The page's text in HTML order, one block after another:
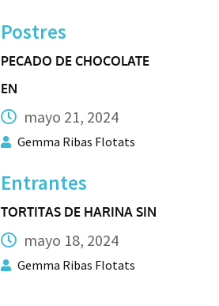
Postres
PECADO DE CHOCOLATE
EN
mayo 21, 2024
Gemma Ribas Flotats
Entrantes
TORTITAS DE HARINA SIN
mayo 18, 2024
Gemma Ribas Flotats